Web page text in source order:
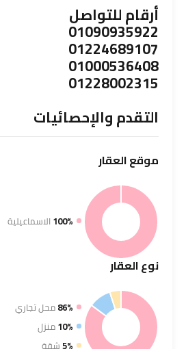
أرقام للتواصل
01090935922
01224689107
01000536408
01228002315
التقدم والإحصائيات
موقعالعقار
100% الاسماعيلية
نوعالعقار
86%محل تجاري
10%منزل
5%شقة